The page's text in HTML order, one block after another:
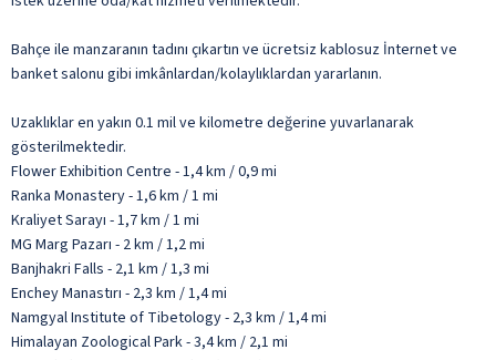
Bahçe ile manzaranın tadını çıkartın ve ücretsiz kablosuz İnternet ve
banket salonu gibi imkânlardan/kolaylıklardan yararlanın.
Uzaklıklar en yakın 0.1 mil ve kilometre değerine yuvarlanarak
gösterilmektedir.
Flower Exhibition Centre - 1,4 km / 0,9 mi
Ranka Monastery - 1,6 km / 1 mi
Kraliyet Sarayı - 1,7 km / 1 mi
MG Marg Pazarı - 2 km / 1,2 mi
Banjhakri Falls - 2,1 km / 1,3 mi
Enchey Manastırı - 2,3 km / 1,4 mi
Namgyal Institute of Tibetology - 2,3 km / 1,4 mi
Himalayan Zoological Park - 3,4 km / 2,1 mi